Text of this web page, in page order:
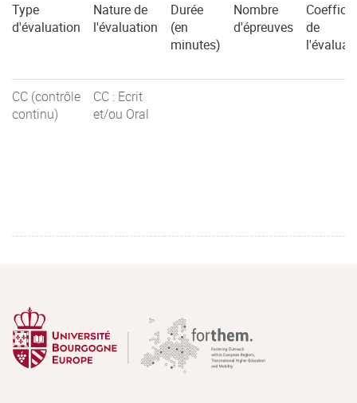
Type
d'évaluation
Nature de
l'évaluation
Durée
(en
minutes)
Nombre
d'épreuves
de
CC (contrôle
continu)
CC : Ecrit
et/ou Oral